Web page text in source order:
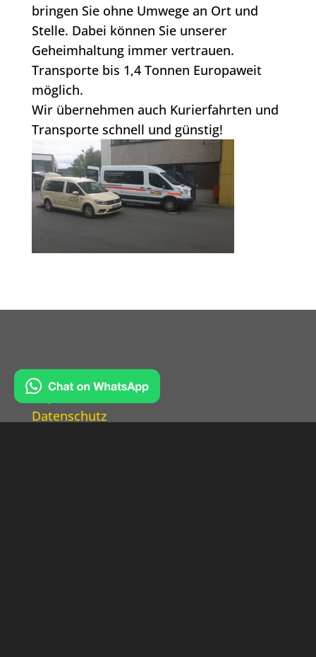
bringen Sie ohne Umwege an Ort und
Stelle. Dabei können Sie unserer
Geheimhaltung immer vertrauen.
Transporte bis 1,4 Tonnen Europaweit
möglich.
Wir übernehmen auch Kurierfahrten und
Transporte schnell und günstig!
Kontakt
Impressum
Datenschutz